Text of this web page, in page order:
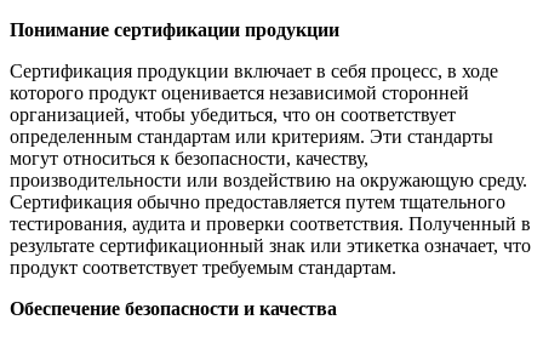
Понимание сертификации продукции
Сертификация продукции включает в себя процесс, в ходе
которого продукт оценивается независимой сторонней
организацией, чтобы убедиться, что он соответствует
определенным стандартам или критериям. Эти стандарты
могут относиться к безопасности, качеству,
производительности или воздействию на окружающую среду.
Сертификация обычно предоставляется путем тщательного
тестирования, аудита и проверки соответствия. Полученный в
результате сертификационный знак или этикетка означает, что
продукт соответствует требуемым стандартам.
Обеспечение безопасности и качества